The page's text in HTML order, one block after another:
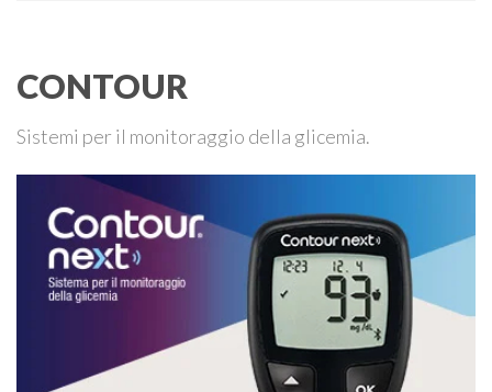
CONTOUR
Sistemi per il monitoraggio della glicemia.